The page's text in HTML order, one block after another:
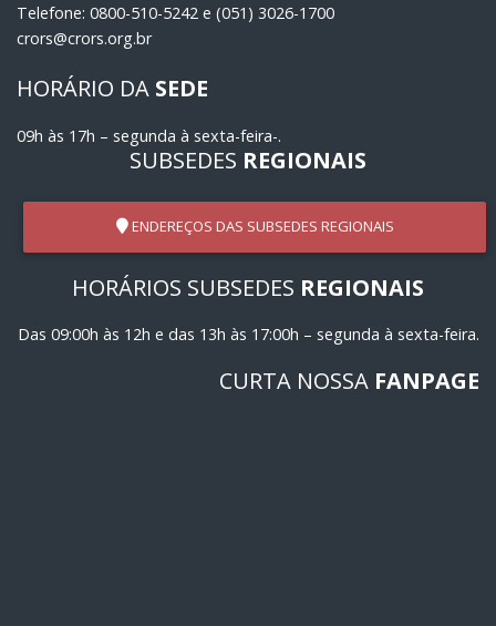
Telefone: 0800-510-5242 e (051) 3026-1700
crors@crors.org.br
HORÁRIO DA SEDE
09h às 17h – segunda à sexta-feira-.
SUBSEDES REGIONAIS
ENDEREÇOS DAS SUBSEDES REGIONAIS
HORÁRIOS SUBSEDES REGIONAIS
Das 09:00h às 12h e das 13h às 17:00h – segunda à sexta-feira.
CURTA NOSSA FANPAGE